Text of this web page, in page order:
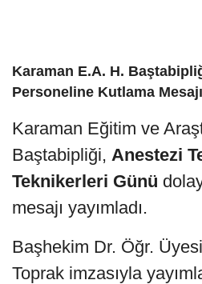
Karaman E.A. H.
Personeline Kutlama Mesajı
Karaman Eğitim ve
Baştabipliği, Anestezi
Teknikerleri Günü
mesajı yayımladı.
Başhekim Dr. Öğr.
Toprak imzasıyla